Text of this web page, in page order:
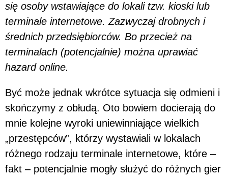
się osoby wstawiające do lokali tzw. kioski lub
terminale internetowe. Zazwyczaj drobnych i
średnich przedsiębiorców. Bo przecież na
terminalach (potencjalnie) można uprawiać
hazard online.
Być może jednak wkrótce sytuacja się odmieni i
skończymy z obłudą. Oto bowiem docierają do
mnie kolejne wyroki uniewinniające wielkich
„przestępców”, którzy wystawiali w lokalach
różnego rodzaju terminale internetowe, które –
fakt – potencjalnie mogły służyć do różnych gier